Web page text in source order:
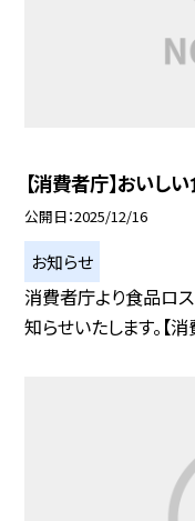
【消費者庁】おい
公開日 2025/12/16
お知らせ
消費者庁より食品ロ
知らせいたします。【